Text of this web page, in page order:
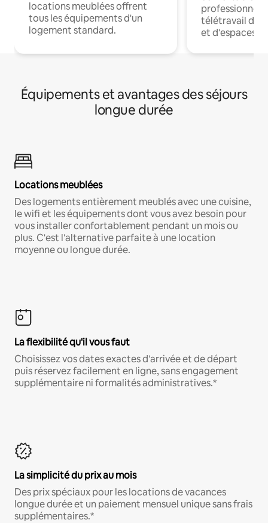
locations meublées offrent
tous les équipements d'un
logement standard.
professionnels
télétravail
et d'espaces
Équipements et avantages des séjours
longue durée
Locations meublées
Des logements entièrement meublés avec une cuisine,
le wifi et les équipements dont vous avez besoin pour
vous installer confortablement pendant un mois ou
plus. C'est l'alternative parfaite à une location
moyenne ou longue durée.
La flexibilité qu'il vous faut
Choisissez vos dates exactes d'arrivée et de départ
puis réservez facilement en ligne, sans engagement
supplémentaire ni formalités administratives.*
La simplicité du prix au mois
Des prix spéciaux pour les locations de vacances
longue durée et un paiement mensuel unique sans frais
supplémentaires.*